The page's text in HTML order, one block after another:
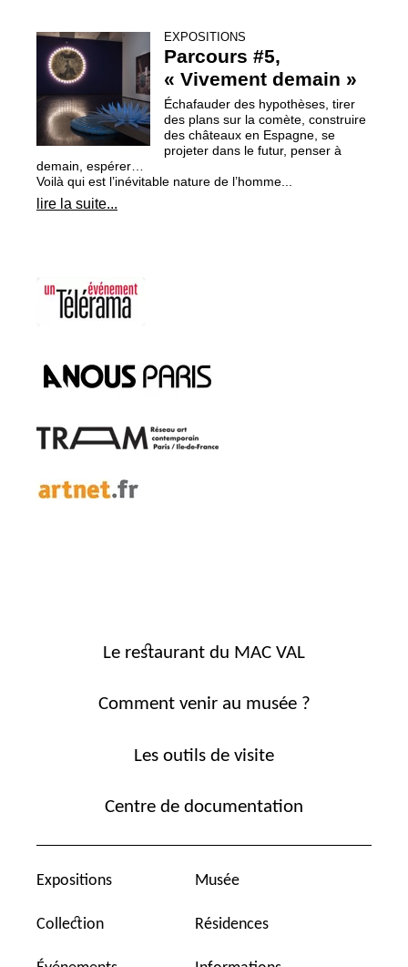
EXPOSITIONS
Parcours #5,
« Vivement demain »
Échafauder des hypothèses, tirer
des plans sur la comète, construire
des châteaux en Espagne, se
projeter dans le futur, penser à
demain, espérer…
Voilà qui est l’inévitable nature de l’homme...
lire la suite...
Le restaurant du MAC VAL
Comment venir au musée ?
Les outils de visite
Centre de documentation
Expositions
Collection
Musée
Résidences